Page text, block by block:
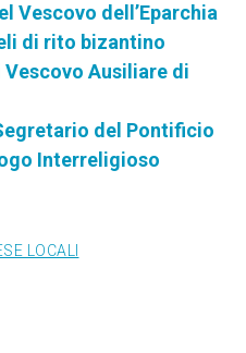
Vescovo dell’Eparchia
di rito bizantino
Ausiliare di
del Pontificio
Interreligioso
LOCALI